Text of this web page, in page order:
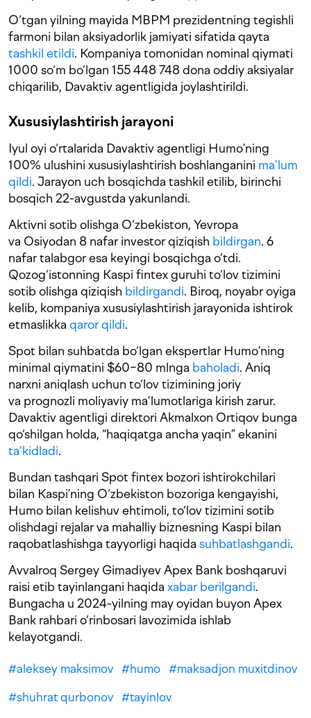
O‘tgan yilning mayida MBPM prezidentning tegishli
farmoni bilan aksiyadorlik jamiyati sifatida qayta
tashkil etildi. Kompaniya tomonidan nominal qiymati
1000 so‘m bo‘lgan 155 448 748 dona oddiy aksiyalar
chiqarilib, Davaktiv agentligida joylashtirildi.
Xususiylashtirish jarayoni
Iyul oyi o‘rtalarida Davaktiv agentligi Humo’ning
100% ulushini xususiylashtirish boshlanganini ma’lum
qildi. Jarayon uch bosqichda tashkil etilib, birinchi
bosqich 22-avgustda yakunlandi.
Aktivni sotib olishga O‘zbekiston, Yevropa
va Osiyodan 8 nafar investor qiziqish bildirgan. 6
nafar talabgor esa keyingi bosqichga o‘tdi.
Qozog‘istonning Kaspi fintex guruhi to‘lov tizimini
sotib olishga qiziqish bildirgandi. Biroq, noyabr oyiga
kelib, kompaniya xususiylashtirish jarayonida ishtirok
etmaslikka qaror qildi.
Spot bilan suhbatda bo‘lgan ekspertlar Humo’ning
minimal qiymatini $60−80 mlnga baholadi. Aniq
narxni aniqlash uchun to‘lov tizimining joriy
va prognozli moliyaviy ma’lumotlariga kirish zarur.
Davaktiv agentligi direktori Akmalxon Ortiqov bunga
qo‘shilgan holda, “haqiqatga ancha yaqin” ekanini
ta’kidladi.
Bundan tashqari Spot fintex bozori ishtirokchilari
bilan Kaspi’ning O‘zbekiston bozoriga kengayishi,
Humo bilan kelishuv ehtimoli, to‘lov tizimini sotib
olishdagi rejalar va mahalliy biznesning Kaspi bilan
raqobatlashishga tayyorligi haqida suhbatlashgandi.
Avvalroq Sergey Gimadiyev Apex Bank boshqaruvi
raisi etib tayinlangani haqida xabar berilgandi.
Bungacha u 2024-yilning may oyidan buyon Apex
Bank rahbari o‘rinbosari lavozimida ishlab
kelayotgandi.
#aleksey maksimov #humo #maksadjon muxitdinov
#shuhrat qurbonov #tayinlov